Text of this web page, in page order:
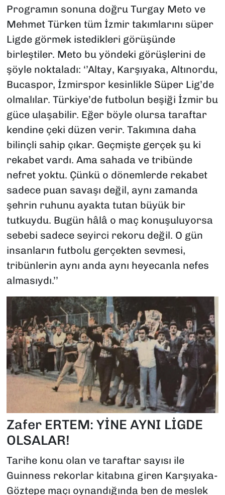
Programın sonuna doğru Turgay Meto ve
Mehmet Türken tüm İzmir takımlarını süper
Ligde görmek istedikleri görüşünde
birleştiler. Meto bu yöndeki görüşlerini de
şöyle noktaladı: ‘’Altay, Karşıyaka, Altınordu,
Bucaspor, İzmirspor kesinlikle Süper Lig’de
olmalılar. Türkiye’de futbolun beşiği İzmir bu
güce ulaşabilir. Eğer böyle olursa taraftar
kendine çeki düzen verir. Takımına daha
bilinçli sahip çıkar. Geçmişte gerçek şu ki
rekabet vardı. Ama sahada ve tribünde
nefret yoktu. Çünkü o dönemlerde rekabet
sadece puan savaşı değil, aynı zamanda
şehrin ruhunu ayakta tutan büyük bir
tutkuydu. Bugün hâlâ o maç konuşuluyorsa
sebebi sadece seyirci rekoru değil. O gün
insanların futbolu gerçekten sevmesi,
tribünlerin aynı anda aynı heyecanla nefes
almasıydı.’’
Zafer ERTEM: YİNE AYNI LİGDE
OLSALAR!
Tarihe konu olan ve taraftar sayısı ile
Guinness rekorlar kitabına giren Karşıyaka-
Göztepe maçı oynandığında ben de meslek